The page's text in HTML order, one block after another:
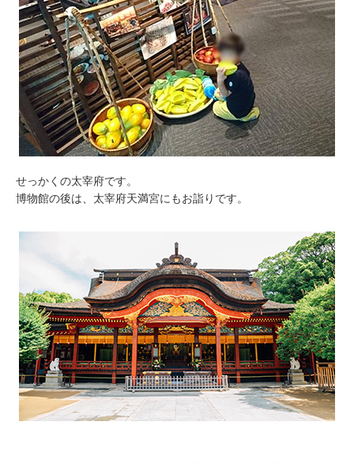
せっかくの太宰府です。
博物館の後は、太宰府天満宮にもお詣りです。